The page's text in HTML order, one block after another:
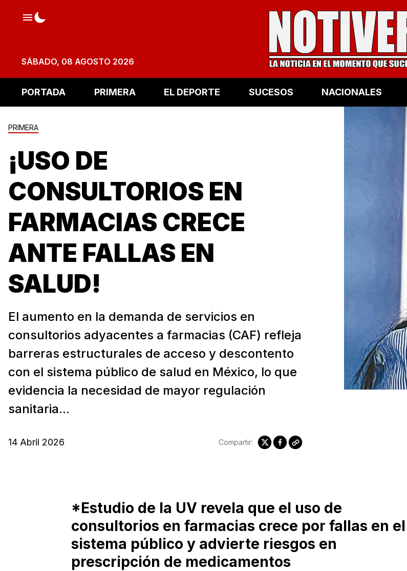
SÁBADO, 08 AGOSTO 2026
PORTADA PRIMERA EL DEPORTE SUCESOS NACIONALES
PRIMERA
¡USO DE
CONSULTORIOS EN
FARMACIAS CRECE
ANTE FALLAS EN
SALUD!
El aumento en la demanda de servicios en
consultorios adyacentes a farmacias (CAF) refleja
barreras estructurales de acceso y descontento
con el sistema público de salud en México, lo que
evidencia la necesidad de mayor regulación
sanitaria...
14 Abril 2026 Compartir:
*Estudio de la UV revela que el uso de
consultorios en farmacias crece por fallas en el
sistema público y advierte riesgos en
prescripción de medicamentos